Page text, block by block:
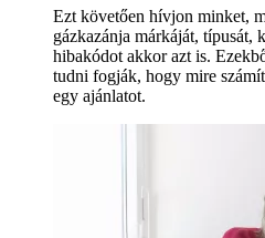
Ezt követően hívjon minket,
gázkazánja márkáját, típusát,
hibakódot akkor azt is.
tudni fogják, hogy mire
egy ajánlatot.